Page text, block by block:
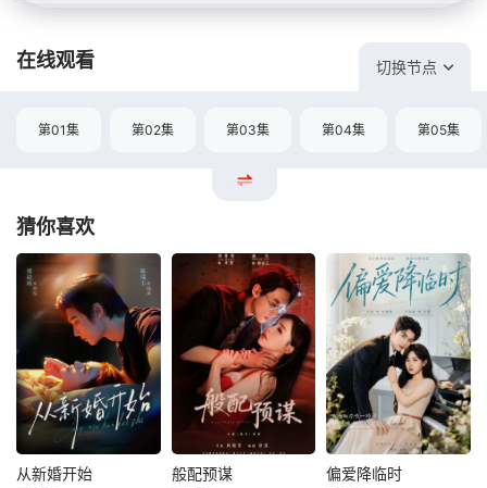
在线观看 切换节点
第01集 第02集 第03集 第04集 第05集
猜你喜欢
从新婚开始 般配预谋 偏爱降临时